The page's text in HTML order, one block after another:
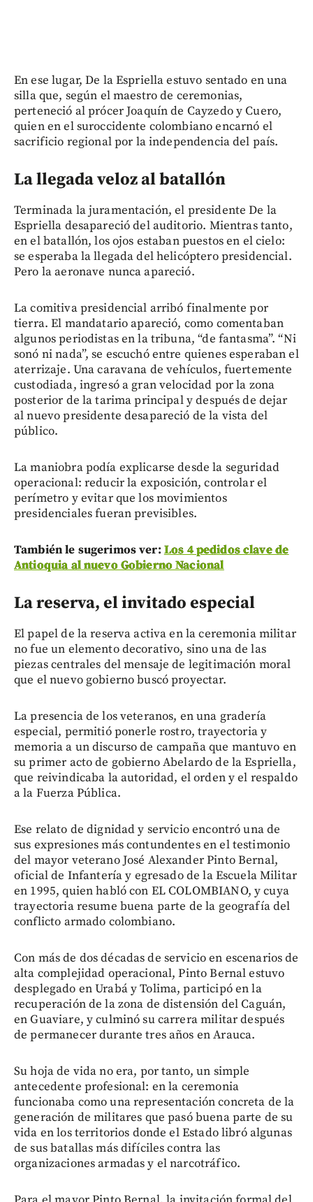
En ese lugar, De la Espriella estuvo sentado en una
silla que, según el maestro de ceremonias,
perteneció al prócer Joaquín de Cayzedo y Cuero,
quien en el suroccidente colombiano encarnó el
sacrificio regional por la independencia del país.
La llegada veloz al batallón
Terminada la juramentación, el presidente De la
Espriella desapareció del auditorio. Mientras tanto,
en el batallón, los ojos estaban puestos en el cielo:
se esperaba la llegada del helicóptero presidencial.
Pero la aeronave nunca apareció.
La comitiva presidencial arribó finalmente por
tierra. El mandatario apareció, como comentaban
algunos periodistas en la tribuna, “de fantasma”. “Ni
sonó ni nada”, se escuchó entre quienes esperaban el
aterrizaje. Una caravana de vehículos, fuertemente
custodiada, ingresó a gran velocidad por la zona
posterior de la tarima principal y después de dejar
al nuevo presidente desapareció de la vista del
público.
La maniobra podía explicarse desde la seguridad
operacional: reducir la exposición, controlar el
perímetro y evitar que los movimientos
presidenciales fueran previsibles.
También le sugerimos ver: Los 4 pedidos clave de
Antioquia al nuevo Gobierno Nacional
La reserva, el invitado especial
El papel de la reserva activa en la ceremonia militar
no fue un elemento decorativo, sino una de las
piezas centrales del mensaje de legitimación moral
que el nuevo gobierno buscó proyectar.
La presencia de los veteranos, en una gradería
especial, permitió ponerle rostro, trayectoria y
memoria a un discurso de campaña que mantuvo en
su primer acto de gobierno Abelardo de la Espriella,
que reivindicaba la autoridad, el orden y el respaldo
a la Fuerza Pública.
Ese relato de dignidad y servicio encontró una de
sus expresiones más contundentes en el testimonio
del mayor veterano José Alexander Pinto Bernal,
oficial de Infantería y egresado de la Escuela Militar
en 1995, quien habló con EL COLOMBIANO, y cuya
trayectoria resume buena parte de la geografía del
conflicto armado colombiano.
Con más de dos décadas de servicio en escenarios de
alta complejidad operacional, Pinto Bernal estuvo
desplegado en Urabá y Tolima, participó en la
recuperación de la zona de distensión del Caguán,
en Guaviare, y culminó su carrera militar después
de permanecer durante tres años en Arauca.
Su hoja de vida no era, por tanto, un simple
antecedente profesional: en la ceremonia
funcionaba como una representación concreta de la
generación de militares que pasó buena parte de su
vida en los territorios donde el Estado libró algunas
de sus batallas más difíciles contra las
organizaciones armadas y el narcotráfico.